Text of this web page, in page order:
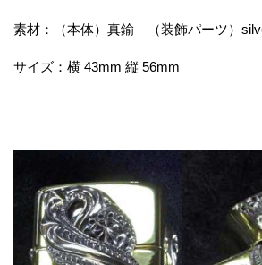
素材：（本体）真鍮 （装飾パーツ）
サイズ：横 43mm 縦 56mm